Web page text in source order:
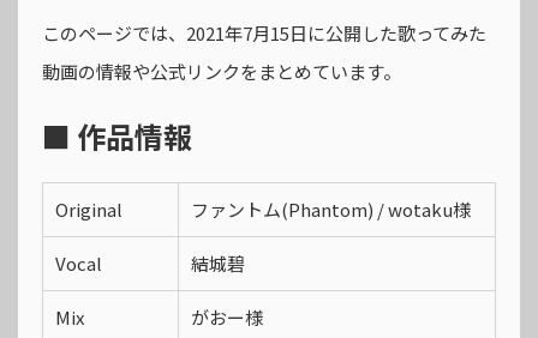
このページでは、2021年7月15日に公開した歌ってみた
動画の情報や公式リンクをまとめています。
■ 作品情報
Original ファントム(Phantom) / wotaku様
Vocal 結城碧
Mix がおー様